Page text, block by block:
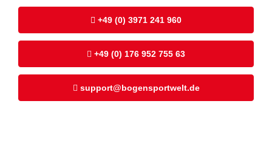
+49 (0) 3971 241 960
+49 (0) 176 952 755 63
support@bogensportwelt.de